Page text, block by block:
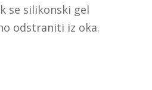
se silikonski gel
odstraniti iz oka.